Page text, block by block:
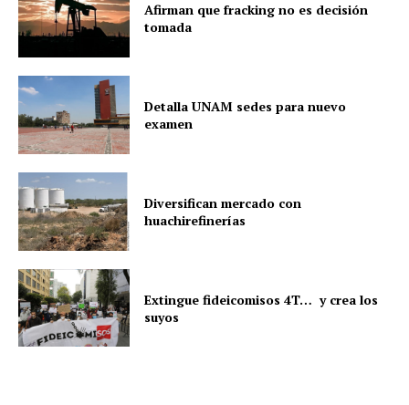
Afirman que fracking no es decisión
tomada
Detalla UNAM sedes para nuevo
examen
Diversifican mercado con
huachirefinerías
Extingue fideicomisos 4T… y crea los
suyos